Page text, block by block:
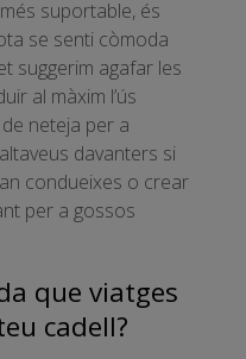
suportable, és
se senti còmoda
suggerim agafar les
al màxim l’ús
neteja per a
davanters si
condueixes o crear
per a gossos
que viatges
cadell?